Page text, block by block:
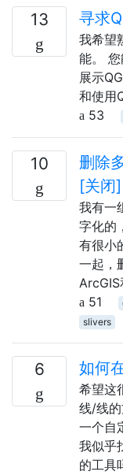
13 寻求
我希望
能。
展示
和使用
53
10
删除
[关闭]
我有一
字化的
有很小
一起，
ArcGIS
51
slivers
6 如何
希望这
线/线
一个自
我似乎
的工具